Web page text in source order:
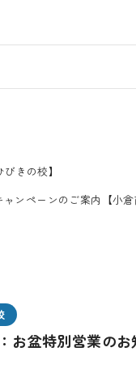
きの校】
ンペーンのご案内【小
お盆特別営業のお